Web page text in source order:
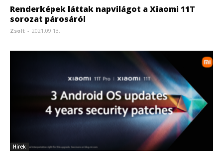
Renderképek láttak napvilágot a Xiaomi 11T
sorozat párosáról
Zsolt - 2021.09.13.
Hírek